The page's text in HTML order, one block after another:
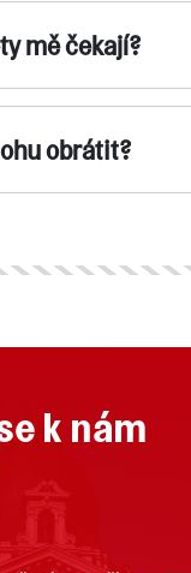
mě čekají?
obrátit?
k nám